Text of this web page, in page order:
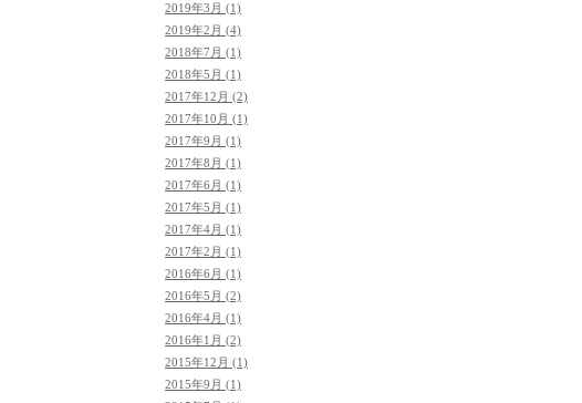
2019年3月 (1)
2019年2月 (4)
2018年7月 (1)
2018年5月 (1)
2017年12月 (2)
2017年10月 (1)
2017年9月 (1)
2017年8月 (1)
2017年6月 (1)
2017年5月 (1)
2017年4月 (1)
2017年2月 (1)
2016年6月 (1)
2016年5月 (2)
2016年4月 (1)
2016年1月 (2)
2015年12月 (1)
2015年9月 (1)